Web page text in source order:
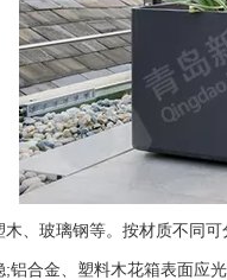
、玻璃钢等。按材质不同可
金、塑料木花箱表面应